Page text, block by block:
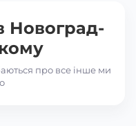
Новоград-
про все інше ми